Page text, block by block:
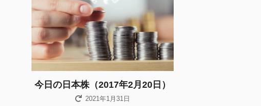
今日の日本株（2017年2月20日）
2021年1月31日